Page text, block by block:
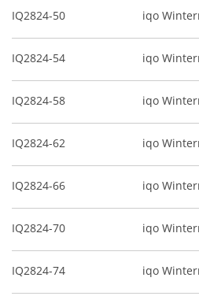
IQ2824-50 iqo
IQ2824-54 iqo
IQ2824-58 iqo
IQ2824-62 iqo
IQ2824-66 iqo
IQ2824-70 iqo
IQ2824-74 iqo